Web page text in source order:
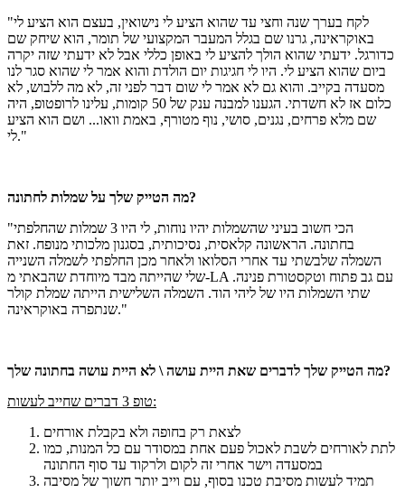
"לקח בערך שנה וחצי עד שהוא הציע לי נישואין, בעצם הוא הציע לי
באוקראינה, גרנו שם בגלל המעבר המקצועי של תומר, הוא שיחק שם
כדורגל. ידעתי שהוא הולך להציע לי באופן כללי אבל לא ידעתי שזה יקרה
ביום שהוא הציע לי. היו לי חגיגות יום הולדת והוא אמר לי שהוא סגר לנו
מסעדה בקייב. והוא גם לא אמר לי שום דבר לפני זה, לא מה ללבוש, לא
כלום אז לא חשדתי. הגענו למבנה ענק של 50 קומות, עלינו לרופטופ, היה
שם מלא פרחים, נגנים, סושי, נוף מטורף, באמת וואו... ושם הוא הציע
לי."
מה הטייק שלך על שמלות לחתונה?
"הכי חשוב בעיני שהשמלות יהיו נוחות, לי היו 3 שמלות שהחלפתי
בחתונה. הראשונה קלאסית, נסיכותית, בסגנון מלכותי מנופח. זאת
השמלה שלבשתי עד אחרי הסלואו ולאחר מכן החלפתי לשמלה השנייה
שלי שהייתה מבד מיוחדת שהבאתי מ-LA עם גב פתוח וטקסטורת פנינה.
שתי השמלות היו של ליהי הוד. השמלה השלישית הייתה שמלת קולר
שנתפרה באוקראינה."
מה הטייק שלך לדברים שאת היית עושה \ לא היית עושה בחתונה שלך?
טופ 3 דברים שחייב לעשות:
לצאת רק בחופה ולא בקבלת אורחים
לתת לאורחים לשבת לאכול פעם אחת במסודר עם כל המנות, כמו
במסעדה וישר אחרי זה לקום ולרקוד עד סוף החתונה
תמיד לעשות מסיבת טכנו בסוף, עם וייב יותר חשוך של מסיבה